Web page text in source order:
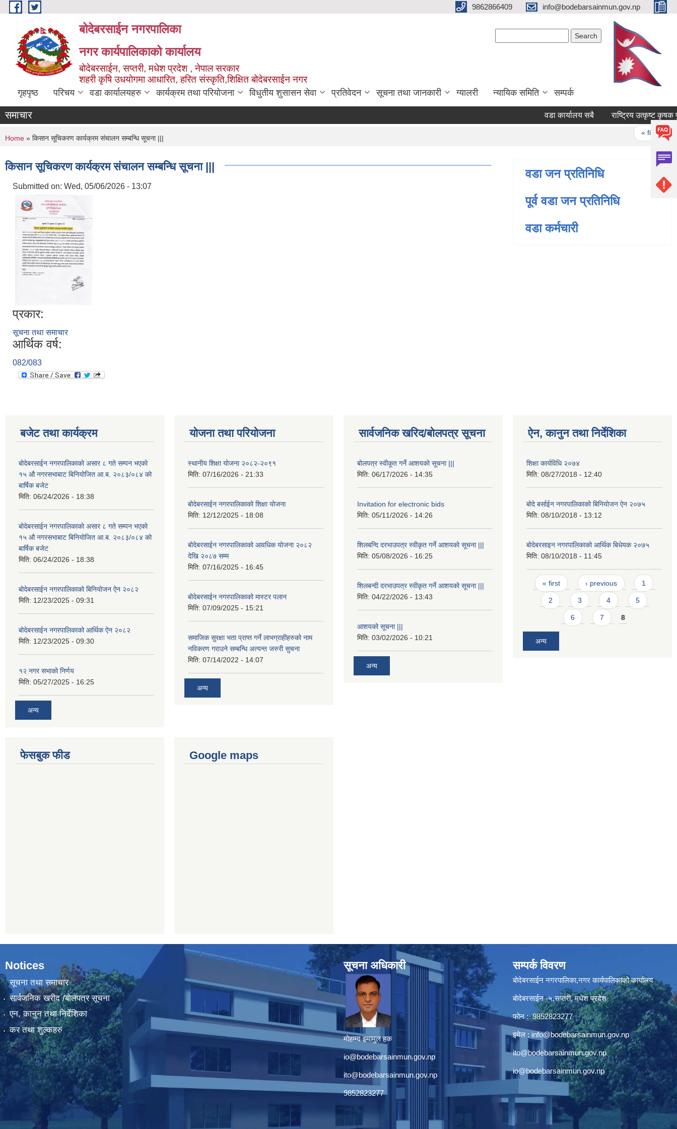
Skip to main content 9862866409 info@bodebarsainmun.gov.np
बोदेबरसाईन नगरपालिका
नगर कार्यपालिकाको कार्यालय
बोदेबरसाईन, सप्तरी, मधेश प्रदेश , नेपाल सरकार
शहरी कृषि उधयोगमा आधारित, हरित संस्कृति,शिक्षित बोदेबरसाईन नगर
गृहपृष्ठ परिचय वडा कार्यालयहरु कार्यक्रम तथा परियोजना विधुतीय शुसासन सेवा प्रतिवेदन सूचना तथा जानकारी ग्यालरी न्यायिक समिति सम्पर्क
समाचार वडा कार्यालय सबै राष्ट्रिय
« first ‹
You are here
Home » किसान सूचिकरण कार्यक्रम संचालन सम्बन्धि सूचना |||
किसान सूचिकरण कार्यक्रम संचालन सम्बन्धि सूचना |||
Submitted on: Wed, 05/06/2026 - 13:07
प्रकार:
सूचना तथा समाचार
आर्थिक वर्ष:
082/083
वडा जन प्रतिनिधि
पूर्व वडा जन प्रतिनिधि
वडा कर्मचारी
बजेट तथा कार्यक्रम
बोदेबरसाईन नगरपालिकाको असार ८ गते सम्पन भएको
१५ ‍‍‍औ नगरसभाबाट बिनियोजित आ.ब. २०८३/०८४ को
बार्षिक बजेट
मिति: 06/24/2026 - 18:38
बोदेबरसाईन नगरपालिकाको असार ८ गते सम्पन भएको
१५ ‍‍‍औ नगरसभाबाट बिनियोजित आ.ब. २०८३/०८४ को
बार्षिक बजेट
मिति: 06/24/2026 - 18:38
बोदेबरसाईन नगरपालिकाको बिनियोजन ऐन २०८२
मिति: 12/23/2025 - 09:31
बोदेबरसाईन नगरपालिकाको आर्थिक ऐन २०८२
मिति: 12/23/2025 - 09:30
१२ नगर सभाको निर्णय
मिति: 05/27/2025 - 16:25
अन्य
योजना तथा परियोजना
स्थानीय शिक्षा योजना २०८२-२०९१
मिति: 07/16/2026 - 21:33
बोदेबरसाईन नगरपालिकाको शिक्षा योजना
मिति: 12/12/2025 - 18:08
बोदेबरसाईन नगरपालिकाको आवधिक योजना २०८२
देखि २०८७ सम्म
मिति: 07/16/2025 - 16:45
बोदेबरसाईन नगरपालिकाको मास्टर पलान
मिति: 07/09/2025 - 15:21
समाजिक सुरक्षा भता प्राप्त गर्ने लाभग्राहीहरुको नाम
नविकरण गराउने सम्बन्धि अत्यन्त जरुरी सुचना
मिति: 07/14/2022 - 14:07
अन्य
सार्वजनिक खरिद/बोलपत्र सूचना
बोलपत्र स्वीकूत गर्ने आशयको सूचना |||
मिति: 06/17/2026 - 14:35
Invitation for electronic bids
मिति: 05/11/2026 - 14:26
शिलबन्दि दरभाउपत्र स्वीकृत गर्ने आशयको सूचना |||
मिति: 05/08/2026 - 16:25
शिलबन्दी दरभाउपत्र स्वीकृत गर्ने आशयको सूचना |||
मिति: 04/22/2026 - 13:43
आशयको सूचना |||
मिति: 03/02/2026 - 10:21
अन्य
ऐन, कानुन तथा निर्देशिका
शिक्षा कार्यविधि २०७४
मिति: 08/27/2018 - 12:40
बोदे बर्साईन नगरपालिकाको बिनियोजन ऐन २०७५
मिति: 08/10/2018 - 13:12
बोदेबरसाइन नगरपालिकाको आर्थिक बिधेयक २०७५
मिति: 08/10/2018 - 11:45
Pages
« first ‹ previous 1
2 3 4 5
6 7 8
अन्य
फेसबुक फीड Google maps
Notices
सूचना तथा समाचार
सार्वजनिक खरीद /बोलपत्र सूचना
एन, कानुन तथा निर्देशिका
कर तथा शुल्कहरु
सूचना अधिकारी
मोहम्म्द इमामुल हक
io@bodebarsainmun.gov.np
ito@bodebarsainmun.gov.np
9852823277
सम्पर्क विवरण
बोदेबरसाईन नगरपालिका,नगर कार्यपालिकाको कार्यालय
बोदेबरसाईन -५,सप्तरी, मधेश प्रदेश
फोन : 9852823277
इमेल : info@bodebarsainmun.gov.np
ito@bodebarsainmun.gov.np
io@bodebarsainmun.gov.np